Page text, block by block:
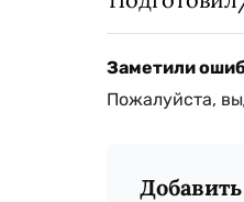
Заметили
Пожалуйста,